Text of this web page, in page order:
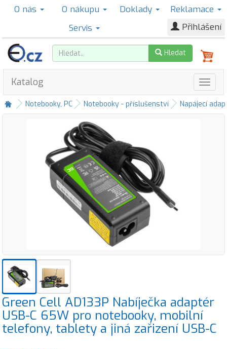
O nás O nákupu Doklady
Reklamace
Servis
Přihlášení
Hledat
Katalog
Notebooky, PC Notebooky - příslušenství Napájecí
Green Cell AD133P Nabíječka adaptér
USB-C 65W pro notebooky, mobilní
telefony, tablety a jiná zařizení USB-C